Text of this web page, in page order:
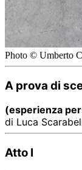
Photo © Umberto
A prova di
(esperienza
di Luca
Atto I